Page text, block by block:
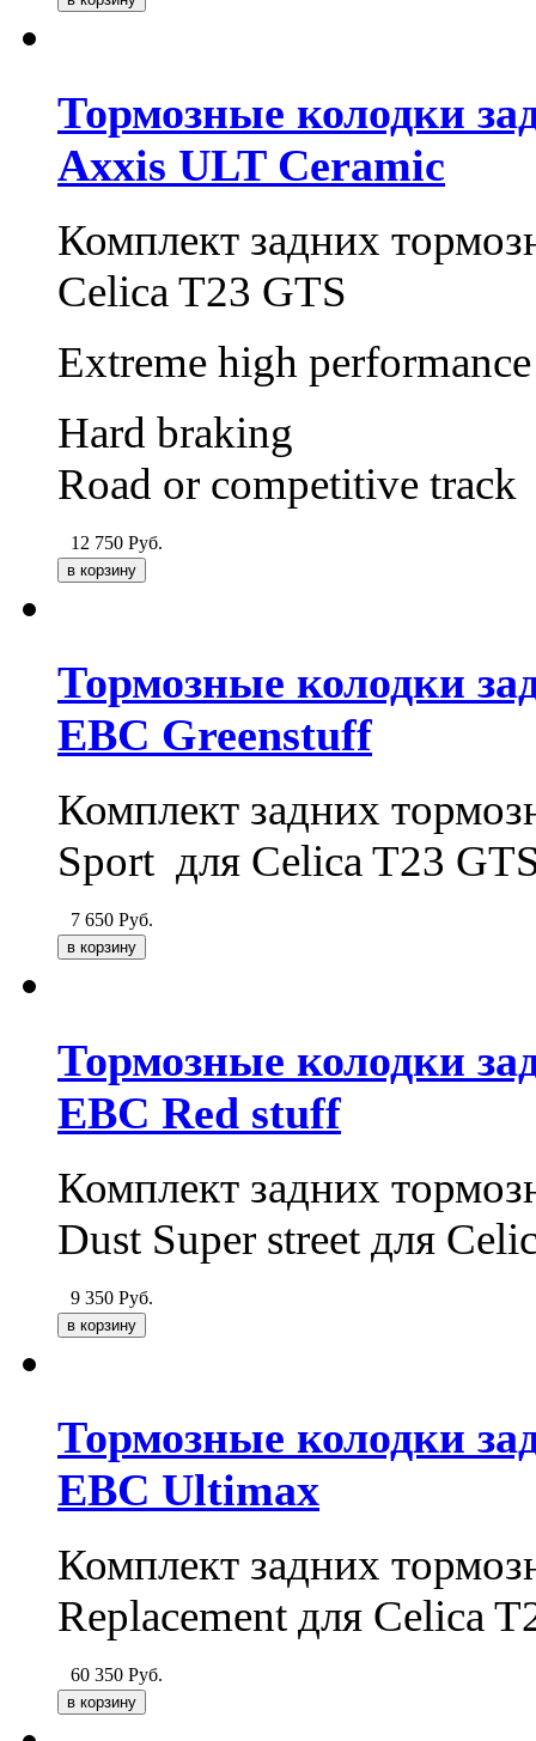
Тормозные колодки
Axxis ULT Ceramic
Комплект задних
Celica T23 GTS
Extreme high performance
Hard braking
Road or competitive track
12 750 Руб.
Тормозные колодки
EBC Greenstuff
Комплект задних
Sport для Celica T23
7 650 Руб.
Тормозные колодки
EBC Red stuff
Комплект задних
Dust Super street для
9 350 Руб.
Тормозные колодки
EBC Ultimax
Комплект задних
Replacement для Celica
60 350 Руб.